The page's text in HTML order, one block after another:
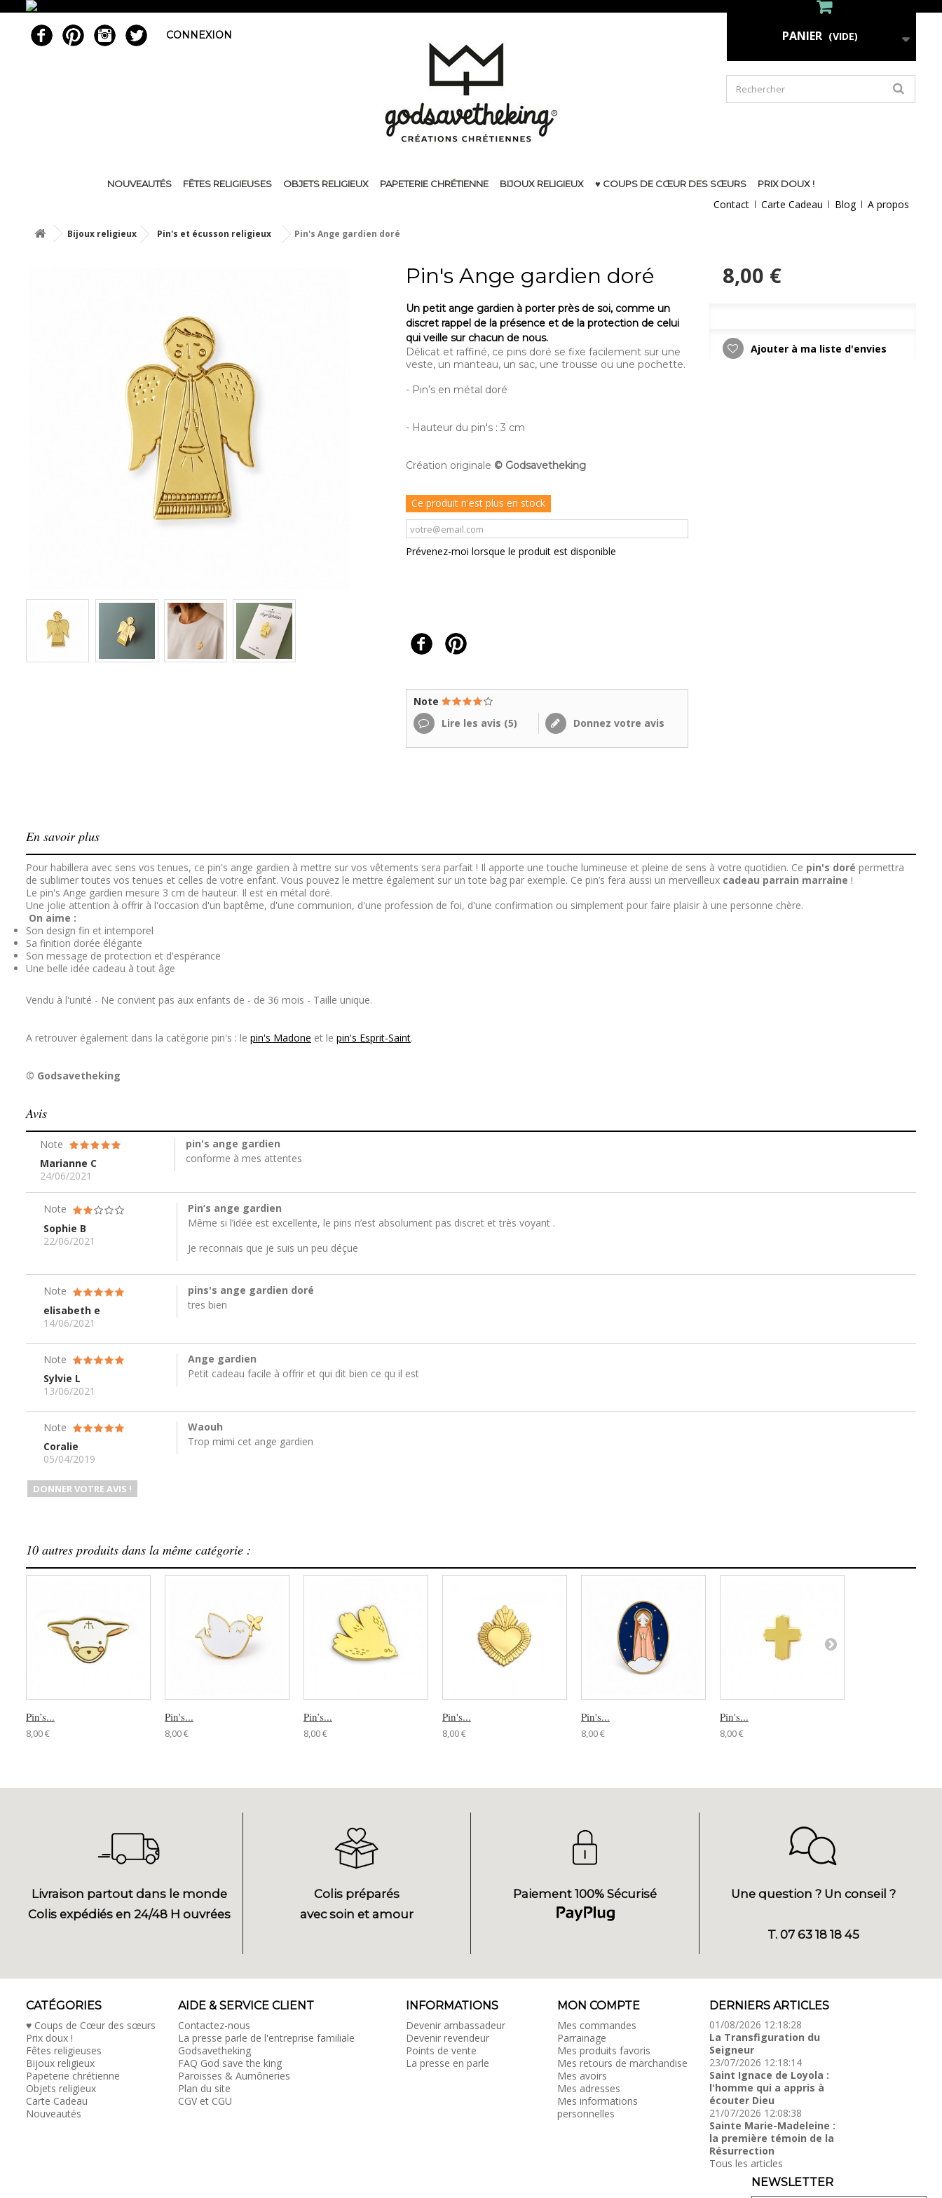
CONNEXION PANIER (VIDE)
NOUVEAUTÉS FÊTES RELIGIEUSES OBJETS RELIGIEUX PAPETERIE CHRÉTIENNE BIJOUX RELIGIEUX ♥ COUPS DE CŒUR DES SŒURS PRIX DOUX !
Contact Carte Cadeau Blog A propos
Bijoux religieux Pin's et écusson religieux Pin's Ange gardien doré
Pin's Ange gardien doré
Un petit ange gardien à porter près de soi, comme un
discret rappel de la présence et de la protection de celui
qui veille sur chacun de nous.
Délicat et raffiné, ce pins doré se fixe facilement sur une
veste, un manteau, un sac, une trousse ou une pochette.
- Pin’s en métal doré
- Hauteur du pin's : 3 cm
Création originale © Godsavetheking
Ce produit n'est plus en stock
Prévenez-moi lorsque le produit est disponible
Note
Lire les avis (5) Donnez votre avis
8,00 €
Ajouter à ma liste d'envies
En savoir plus
Pour habillera avec sens vos tenues, ce pin's ange gardien à mettre sur vos vêtements sera parfait ! Il apporte une touche lumineuse et pleine de sens à votre quotidien. Ce pin's doré permettra
de sublimer toutes vos tenues et celles de votre enfant. Vous pouvez le mettre également sur un tote bag par exemple. Ce pin’s fera aussi un merveilleux cadeau parrain marraine !
Le pin's Ange gardien mesure 3 cm de hauteur. Il est en métal doré.
Une jolie attention à offrir à l'occasion d'un baptême, d'une communion, d'une profession de foi, d'une confirmation ou simplement pour faire plaisir à une personne chère.
On aime :
Son design fin et intemporel
Sa finition dorée élégante
Son message de protection et d'espérance
Une belle idée cadeau à tout âge
Vendu à l'unité - Ne convient pas aux enfants de - de 36 mois - Taille unique.
A retrouver également dans la catégorie pin's : le pin's Madone et le pin's Esprit-Saint.
© Godsavetheking
Avis
Note
Marianne C
24/06/2021
pin's ange gardien
conforme à mes attentes
Note
Sophie B
22/06/2021
Pin’s ange gardien
Même si l’idée est excellente, le pins n’est absolument pas discret et très voyant .
Je reconnais que je suis un peu déçue
Note
elisabeth e
14/06/2021
pins's ange gardien doré
tres bien
Note
Sylvie L
13/06/2021
Ange gardien
Petit cadeau facile à offrir et qui dit bien ce qu il est
Note
Coralie
05/04/2019
Waouh
Trop mimi cet ange gardien
DONNER VOTRE AVIS !
10 autres produits dans la même catégorie :
Pin’s...
8,00 €
Pin's...
8,00 €
Pin’s...
8,00 €
Pin's...
8,00 €
Pin's...
8,00 €
Pin's...
8,00 €
Livraison partout dans le monde
Colis expédiés en 24/48 H ouvrées
Colis préparés
avec soin et amour
Paiement 100% Sécurisé Une question ? Un conseil ?
T. 07 63 18 18 45
CATÉGORIES
♥ Coups de Cœur des sœurs
Prix doux !
Fêtes religieuses
Bijoux religieux
Papeterie chrétienne
Objets religieux
Carte Cadeau
Nouveautés
AIDE & SERVICE CLIENT
Contactez-nous
La presse parle de l'entreprise familiale
Godsavetheking
FAQ God save the king
Paroisses & Aumôneries
Plan du site
CGV et CGU
INFORMATIONS
Devenir ambassadeur
Devenir revendeur
Points de vente
La presse en parle
MON COMPTE
Mes commandes
Parrainage
Mes produits favoris
Mes retours de marchandise
Mes avoirs
Mes adresses
Mes informations
personnelles
DERNIERS ARTICLES
01/08/2026 12:18:28
La Transfiguration du
Seigneur
23/07/2026 12:18:14
Saint Ignace de Loyola :
l'homme qui a appris à
écouter Dieu
21/07/2026 12:08:38
Sainte Marie-Madeleine :
la première témoin de la
Résurrection
Tous les articles
NEWSLETTER